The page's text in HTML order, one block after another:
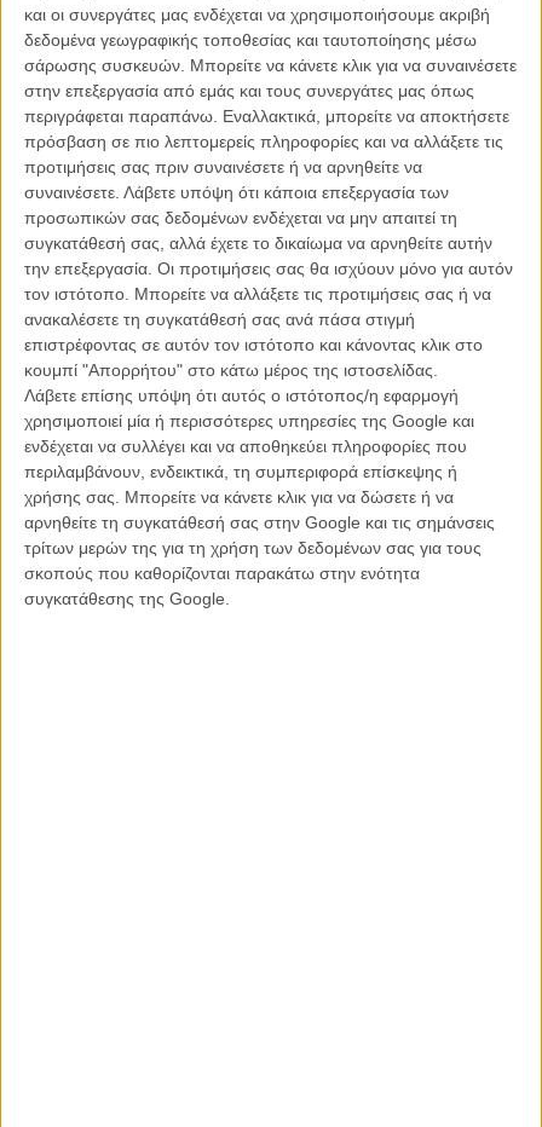
και οι συνεργάτες μας ενδέχεται να χρησιμοποιήσουμε ακριβή
δεδομένα γεωγραφικής τοποθεσίας και ταυτοποίησης μέσω
σάρωσης συσκευών. Μπορείτε να κάνετε κλικ για να συναινέσετε
στην επεξεργασία από εμάς και τους συνεργάτες μας όπως
περιγράφεται παραπάνω. Εναλλακτικά, μπορείτε να αποκτήσετε
πρόσβαση σε πιο λεπτομερείς πληροφορίες και να αλλάξετε τις
προτιμήσεις σας πριν συναινέσετε ή να αρνηθείτε να
συναινέσετε. Λάβετε υπόψη ότι κάποια επεξεργασία των
προσωπικών σας δεδομένων ενδέχεται να μην απαιτεί τη
συγκατάθεσή σας, αλλά έχετε το δικαίωμα να αρνηθείτε αυτήν
την επεξεργασία. Οι προτιμήσεις σας θα ισχύουν μόνο για αυτόν
τον ιστότοπο. Μπορείτε να αλλάξετε τις προτιμήσεις σας ή να
ανακαλέσετε τη συγκατάθεσή σας ανά πάσα στιγμή
επιστρέφοντας σε αυτόν τον ιστότοπο και κάνοντας κλικ στο
κουμπί "Απορρήτου" στο κάτω μέρος της ιστοσελίδας.
Λάβετε επίσης υπόψη ότι αυτός ο ιστότοπος/η εφαρμογή
χρησιμοποιεί μία ή περισσότερες υπηρεσίες της Google και
ενδέχεται να συλλέγει και να αποθηκεύει πληροφορίες που
περιλαμβάνουν, ενδεικτικά, τη συμπεριφορά επίσκεψης ή
χρήσης σας. Μπορείτε να κάνετε κλικ για να δώσετε ή να
αρνηθείτε τη συγκατάθεσή σας στην Google και τις σημάνσεις
τρίτων μερών της για τη χρήση των δεδομένων σας για τους
σκοπούς που καθορίζονται παρακάτω στην ενότητα
συγκατάθεσης της Google.
Φωκίωνα, πότε ξεκίνησε το ενδιαφέρον σου για το animation –
τι σε ενέπνευσε να λες ιστορίες μέσα από αυτό;
Το ενδιαφέρον μου ξεκίνησε σε αρκετά μεγάλη ηλικία. Πάντα μου
άρεσαν τα καρτούν, τα κόμιξ και οι ταινίες και κουτσοζωγράφιζα
μέχρι το Λύκειο. Αλλά πάντα θεωρούσα τον εαυτό μου θεατή και
αναγνώστη αυτών των αντικειμένων, παρά δημιουργό. Οταν
ξεκίνησα τα μαθήματα animation στο ΤΕΙ αντιλήφθηκα ότι το μέρος
της αφήγησης ήταν πολύ σημαντικό κομμάτι της ύλης και τότε όλα
έκαναν κλικ για έμενα (Στέλιος Πολυχρονάκης, Ελένη Τσιάμπρα,
Ελένη Μούρη). Εκεί κατάλαβα ότι η αφήγηση και το σενάριο ήταν
και αυτά κατά κάποιο τρόπο τεχνικές διαδικασίες και όχι κάποιου
είδους έμφυτο ταλέντο. Κάποιος σαν έμενα μπορούσε να μάθει, να
εξερευνήσει και να δοκιμάσει! Αρχισα να καταπιάνομαι με τις ιδέες,
τους χαρακτήρες και τις τροπές και να τα επεξεργαζομαι στα δικα
μου σενάρια.